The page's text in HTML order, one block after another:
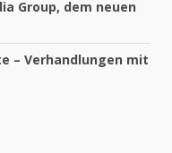
Group, dem neuen
– Verhandlungen mit